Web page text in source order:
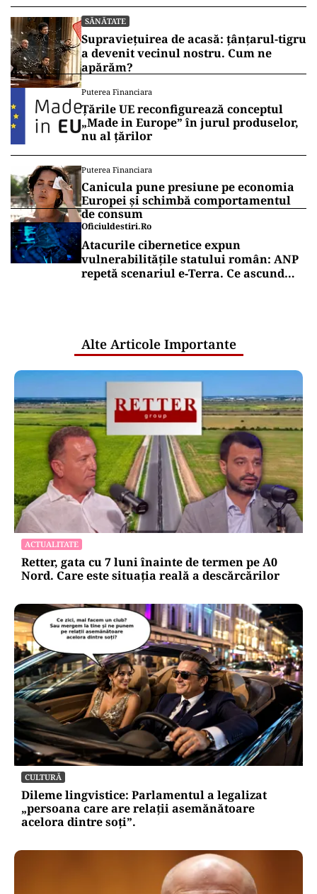
SĂNĂTATE
Supraviețuirea de acasă: țânțarul-tigru
a devenit vecinul nostru. Cum ne
apărăm?
Puterea Financiara
Țările UE reconfigurează conceptul
„Made in Europe” în jurul produselor,
nu al țărilor
Puterea Financiara
Canicula pune presiune pe economia
Europei și schimbă comportamentul
de consum
Oficiuldestiri.ro
Atacurile cibernetice expun
vulnerabilitățile statului român: ANP
repetă scenariul e‑Terra. Ce ascund
Alte Articole Importante
ACTUALITATE
Retter, gata cu 7 luni înainte de termen pe A0
Nord. Care este situația reală a descărcărilor
CULTURĂ
Dileme lingvistice: Parlamentul a legalizat
„persoana care are relații asemănătoare
acelora dintre soți”.